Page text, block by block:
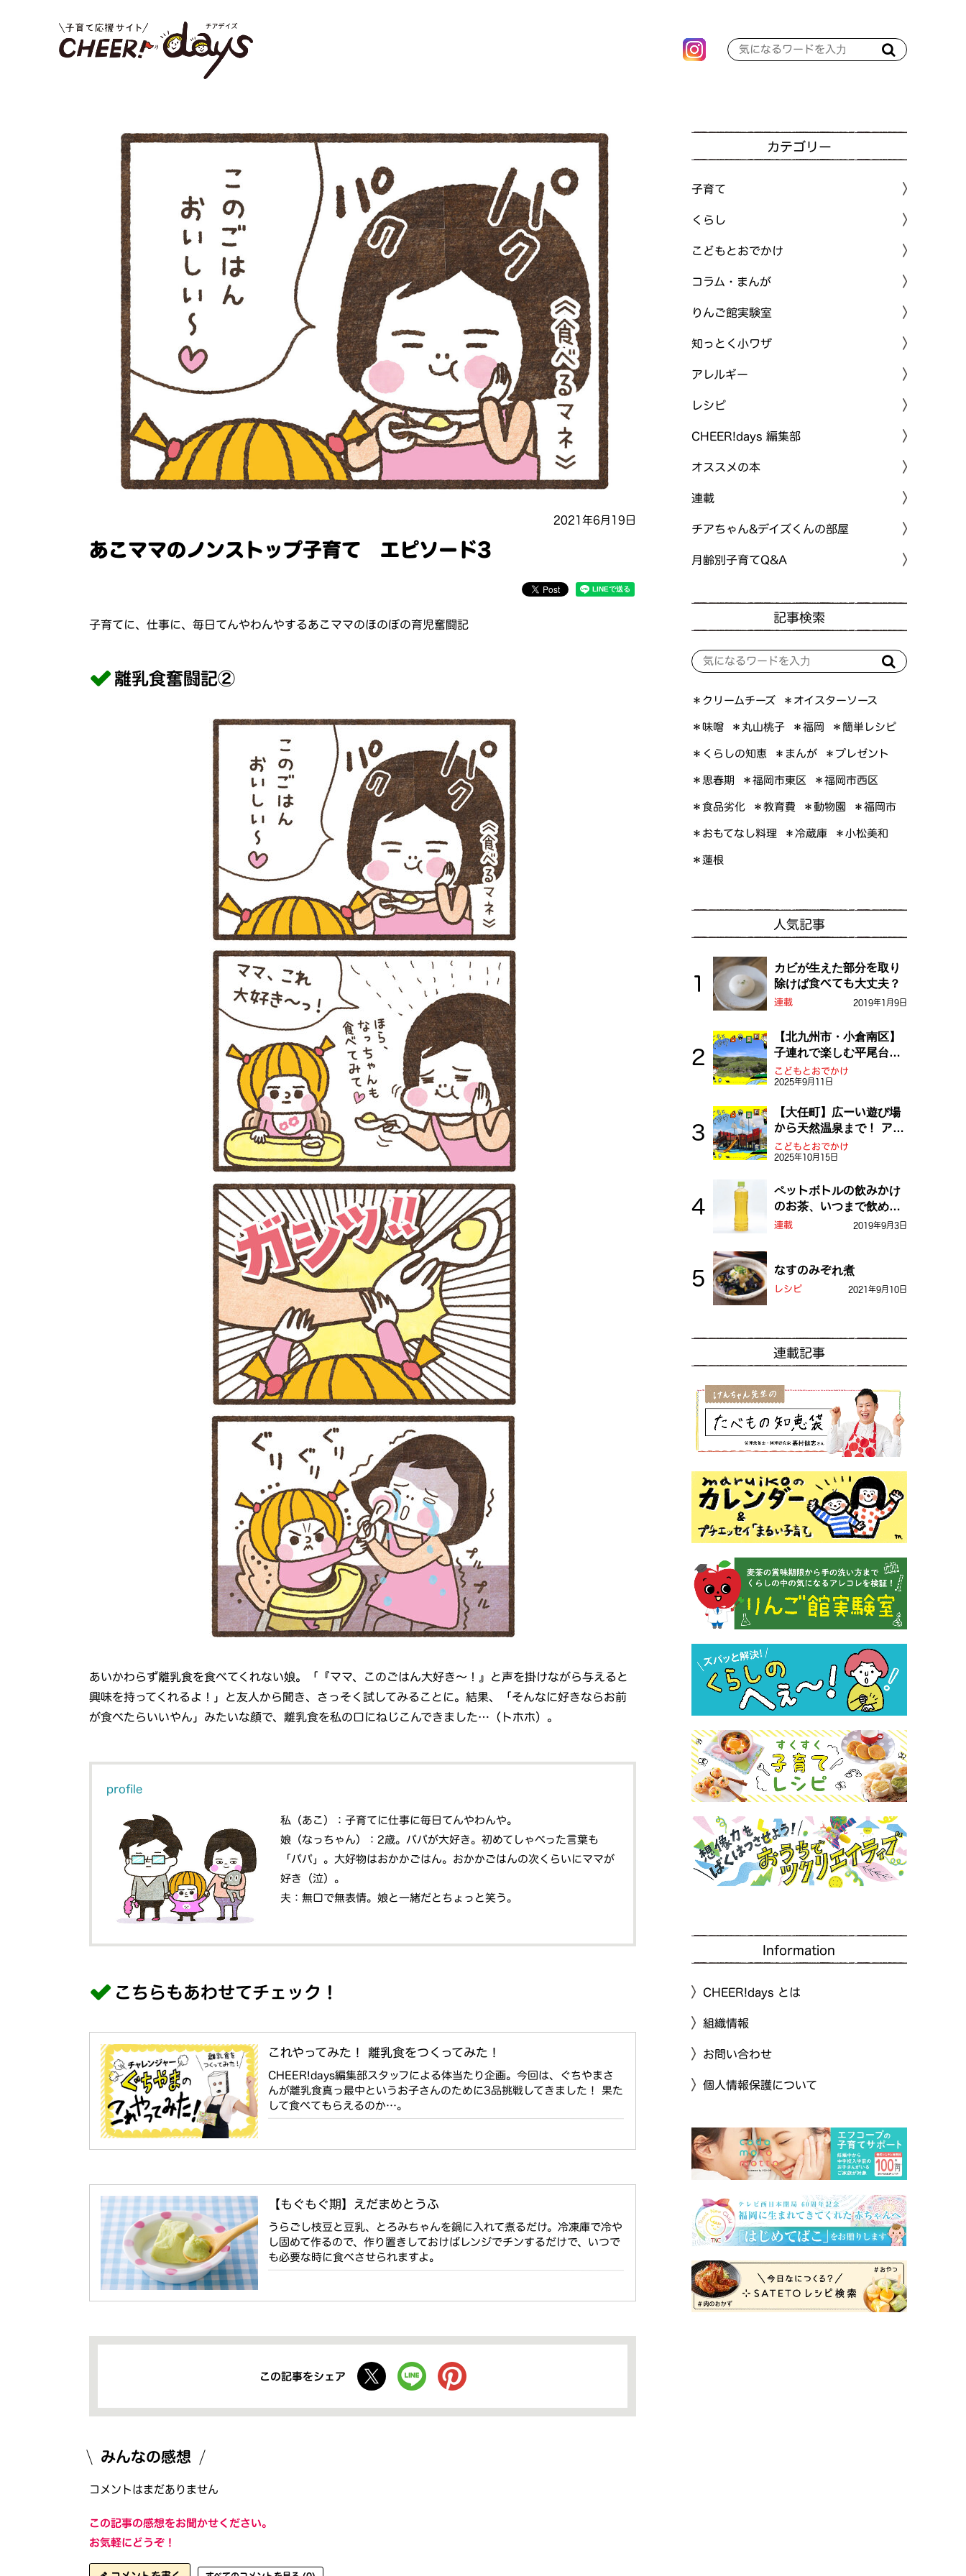
2021年6月19日
あこママのノンストップ子育て エピソード3
子育てに、仕事に、毎日てんやわんやするあこママのほのぼの育児奮闘記
離乳食奮闘記②
あいかわらず離乳食を食べてくれない娘。「『ママ、このごはん大好き～！』と声を掛けながら与えると
興味を持ってくれるよ！」と友人から聞き、さっそく試してみることに。結果、「そんなに好きならお前
が食べたらいいやん」みたいな顔で、離乳食を私の口にねじこんできました…（トホホ）。
profile
私（あこ）：子育てに仕事に毎日てんやわんや。
娘（なっちゃん）：2歳。パパが大好き。初めてしゃべった言葉も
「パパ」。大好物はおかかごはん。おかかごはんの次くらいにママが
好き（泣）。
夫：無口で無表情。娘と一緒だとちょっと笑う。
こちらもあわせてチェック！
これやってみた！ 離乳食をつくってみた！
CHEER!days編集部スタッフによる体当たり企画。今回は、ぐちやまさ
んが離乳食真っ最中というお子さんのために3品挑戦してきました！ 果た
して食べてもらえるのか…。
【もぐもぐ期】えだまめとうふ
うらごし枝豆と豆乳、とろみちゃんを鍋に入れて煮るだけ。冷凍庫で冷や
し固めて作るので、作り置きしておけばレンジでチンするだけで、いつで
も必要な時に食べさせられますよ。
この記事をシェア
みんなの感想
コメントはまだありません
この記事の感想をお聞かせください。
お気軽にどうぞ！
カテゴリー
子育て
くらし
こどもとおでかけ
コラム・まんが
りんご館実験室
知っとく小ワザ
アレルギー
レシピ
CHEER!days 編集部
オススメの本
連載
チアちゃん&デイズくんの部屋
月齢別子育てQ&A
記事検索
＊クリームチーズ ＊オイスターソース
＊味噌 ＊丸山桃子 ＊福岡 ＊簡単レシピ
＊くらしの知恵 ＊まんが ＊プレゼント
＊思春期 ＊福岡市東区 ＊福岡市西区
＊食品劣化 ＊教育費 ＊動物園 ＊福岡市
＊おもてなし料理 ＊冷蔵庫 ＊小松美和
＊蓮根
人気記事
カビが生えた部分を取り
除けば食べても大丈夫？
連載 2019年1月9日
【北九州市・小倉南区】
子連れで楽しむ平尾台！
ふしぎな草原や千仏鍾乳
洞を探検しよう！
こどもとおでかけ
2025年9月11日
【大任町】広ーい遊び場
から天然温泉まで！ アミ
ューズメントな道の駅・
おおとう桜街道
こどもとおでかけ
2025年10月15日
ペットボトルの飲みかけ
のお茶、いつまで飲め
る？
連載 2019年9月3日
なすのみぞれ煮
レシピ 2021年9月10日
連載記事
Information
CHEER!days とは
組織情報
お問い合わせ
個人情報保護について